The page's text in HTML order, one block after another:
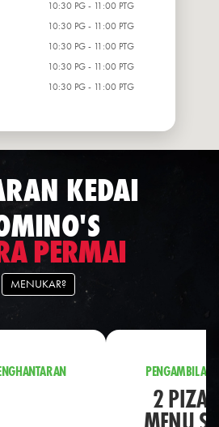
10:30 PG - 11:00 PTG
10:30 PG - 11:00 PTG
10:30 PG - 11:00 PTG
10:30 PG - 11:00 PTG
10:30 PG - 11:00 PTG
KEDAI
PERMAI
MENUKAR?
PENGAMBILAN
2 PIZA